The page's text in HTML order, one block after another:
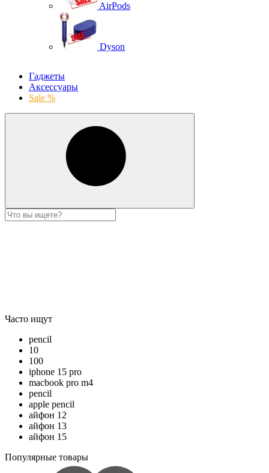
AirPods
Dyson
Гаджеты
Аксессуары
Sale %
Часто ищут
pencil
10
100
iphone 15 pro
macbook pro m4
pencil
apple pencil
айфон 12
айфон 13
айфон 15
Популярные товары